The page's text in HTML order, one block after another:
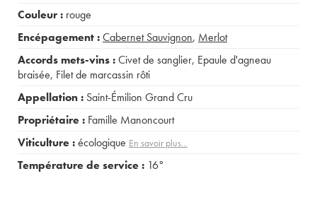
Couleur : rouge
Encépagement :Cabernet Sauvignon, Merlot
Accords mets-vins :Civet de sanglier, Epaule d'agneau
braisée, Filet de marcassin rôti
Appellation : Saint-Émilion Grand Cru
Propriétaire : Famille Manoncourt
Viticulture :écologique En savoir plus...
Température de service : 16°